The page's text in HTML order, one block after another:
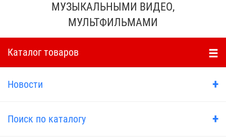
МУЗЫКАЛЬНЫМИ ВИДЕО,
МУЛЬТФИЛЬМАМИ
Каталог товаров
Новости +
Поиск по каталогу +